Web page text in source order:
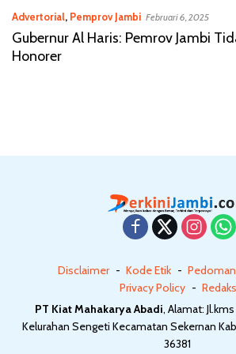
Advertorial, Pemprov Jambi Februari 6, 2025
Gubernur Al Haris: Pemrov Jambi
Honorer
Disclaimer Kode Etik
Privacy Policy
PT Kiat Mahakarya Abadi, Alamat:
Kelurahan Sengeti Kecamatan Sekernan
36381